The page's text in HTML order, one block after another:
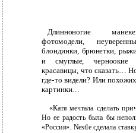
Длинноногие
фотомодели,
блондинки, брюнетки,
и смуглые,
красавицы, что сказать…
где-то видели? Или
картинки…
«Катя мечтала сделать
Но ее радость была бы
«Россия». Nestle cделала